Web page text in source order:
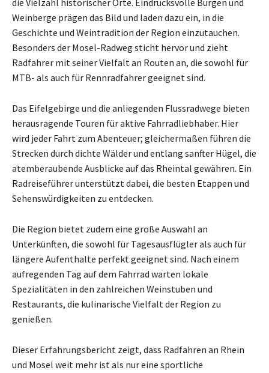
die Vielzahl historischer Orte. Eindrucksvolle Burgen und
Weinberge prägen das Bild und laden dazu ein, in die
Geschichte und Weintradition der Region einzutauchen.
Besonders der Mosel-Radweg sticht hervor und zieht
Radfahrer mit seiner Vielfalt an Routen an, die sowohl für
MTB- als auch für Rennradfahrer geeignet sind.
Das Eifelgebirge und die anliegenden Flussradwege bieten
herausragende Touren für aktive Fahrradliebhaber. Hier
wird jeder Fahrt zum Abenteuer; gleichermaßen führen die
Strecken durch dichte Wälder und entlang sanfter Hügel, die
atemberaubende Ausblicke auf das Rheintal gewähren. Ein
Radreiseführer unterstützt dabei, die besten Etappen und
Sehenswürdigkeiten zu entdecken.
Die Region bietet zudem eine große Auswahl an
Unterkünften, die sowohl für Tagesausflügler als auch für
längere Aufenthalte perfekt geeignet sind. Nach einem
aufregenden Tag auf dem Fahrrad warten lokale
Spezialitäten in den zahlreichen Weinstuben und
Restaurants, die kulinarische Vielfalt der Region zu
genießen.
Dieser Erfahrungsbericht zeigt, dass Radfahren an Rhein
und Mosel weit mehr ist als nur eine sportliche